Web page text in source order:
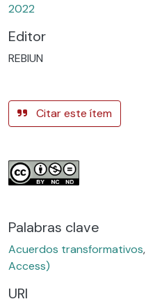
2022
Editor
REBIUN
Citar este ítem
Palabras clave
Acuerdos transformativos,
Access)
URI